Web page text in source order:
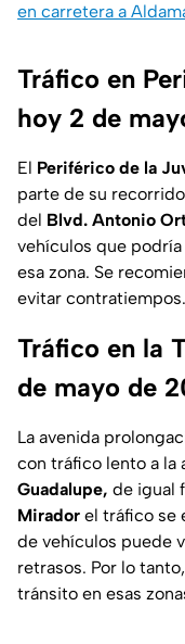
en carretera a
Tráfico en
hoy 2 de
El Periférico de la
parte de su
del Blvd. Antonio
vehículos que
esa zona. Se
evitar contratiempos.
Tráfico en la
de mayo de
La avenida
con tráfico lento a la
Guadalupe, de igual
Mirador el tráfico se
de vehículos puede
retrasos. Por lo
tránsito en esas